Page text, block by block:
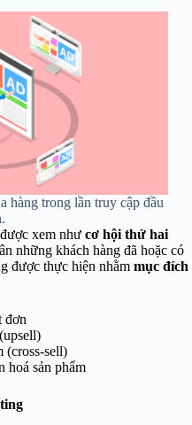
hàng trong lần truy cập đầu
xem như cơ hội thứ hai
những khách hàng đã hoặc có
được thực hiện nhằm mục đích
đơn
(cross-sell)
hoá sản phẩm